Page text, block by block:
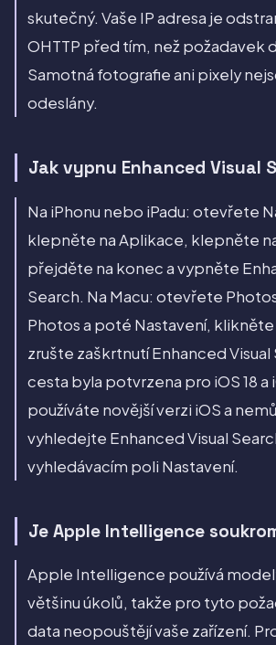
skutečný. Vaše IP adresa je
OHTTP před tím, než požadavek
Samotná fotografie ani pixely
odeslány.
Jak vypnu Enhanced Visual
Na iPhonu nebo iPadu: otevřete
klepněte na Aplikace, klepněte
přejděte na konec a vypněte
Search. Na Macu: otevřete
Photos a poté Nastavení,
zrušte zaškrtnutí Enhanced Visual
cesta byla potvrzena pro iOS 18 a
používáte novější verzi iOS a
vyhledejte Enhanced Visual
vyhledávacím poli Nastavení.
Je Apple Intelligence
Apple Intelligence používá
většinu úkolů, takže pro tyto
data neopouštějí vaše zařízení.